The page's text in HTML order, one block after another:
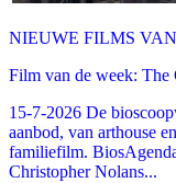
NIEUWE FILMS
Film van de week: The
15-7-2026 De
aanbod, van arthouse
familiefilm.
Christopher Nolans...